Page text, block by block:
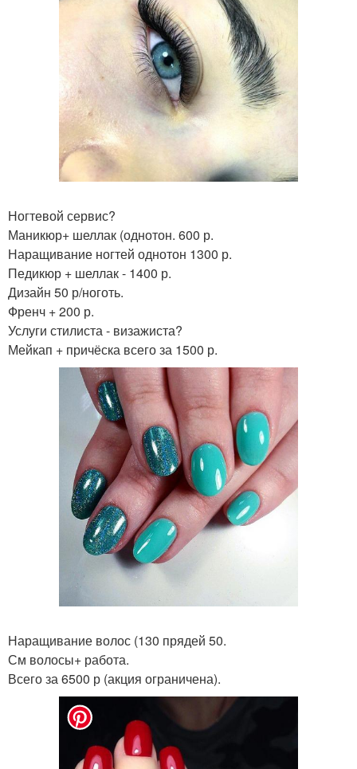
Ногтевой сервис?
Маникюр+ шеллак (однотон. 600 р.
Наращивание ногтей однотон 1300 р.
Педикюр + шеллак - 1400 р.
Дизайн 50 р/ноготь.
Френч + 200 р.
Услуги стилиста - визажиста?
Мейкап + причёска всего за 1500 р.
Наращивание волос (130 прядей 50.
См волосы+ работа.
Всего за 6500 р (акция ограничена).